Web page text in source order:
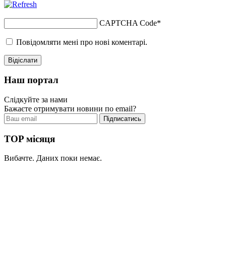
CAPTCHA Code*
Повідомляти мені про нові коментарі.
Наш портал
Слідкуйте за нами
Бажаєте отримувати новини по email?
TOP місяця
Вибачте. Даних поки немає.